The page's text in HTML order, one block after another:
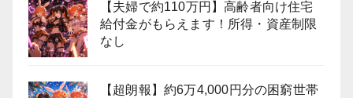
【夫婦で約110万円】高齢者向け住宅
給付金がもらえます！所得・資産制限
なし
【超朗報】約6万4,000円分の困窮世帯